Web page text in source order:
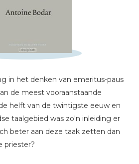
in het denken van emeritus-paus
de meest vooraanstaande
helft van de twintigste eeuw en
taalgebied was zo'n inleiding er
beter aan deze taak zetten dan
priester?